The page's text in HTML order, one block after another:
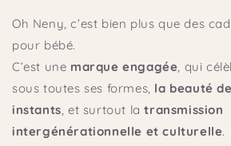
Oh Neny, c’est bien plus que des
pour bébé.
C’est une marque engagée, qui
sous toutes ses formes, la beauté
instants, et surtout latransmission
intergénérationnelle et culturelle.